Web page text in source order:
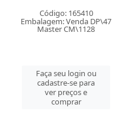
Código: 165410
Embalagem: Venda DP\47
Master CM\1128
Faça seu login ou
cadastre-se para
ver preços e
comprar